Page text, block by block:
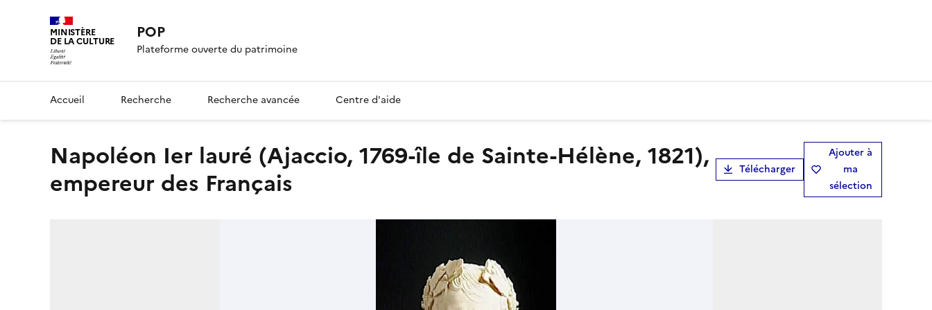
MINISTÈRE
DE LA CULTURE POP
Plateforme ouverte du patrimoine
Accueil Recherche Recherche avancée Centre d'aide
Napoléon Ier lauré (Ajaccio, 1769-île de Sainte-Hélène, 1821),
empereur des Français
Télécharger
Ajouter à
ma
sélection